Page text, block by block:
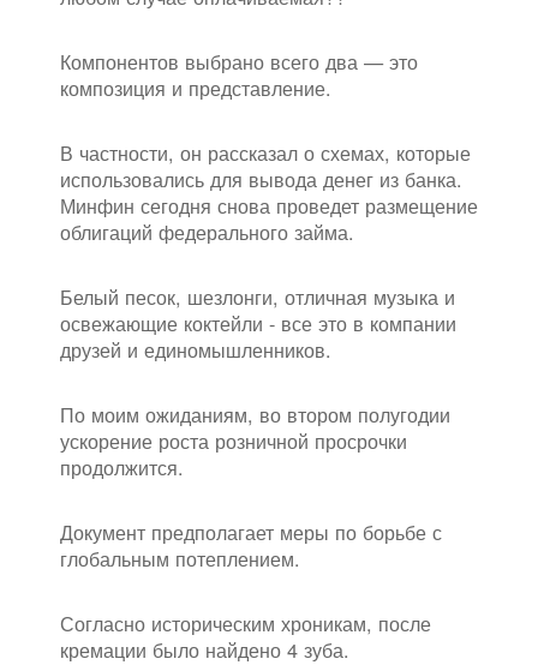
Компонентов выбрано всего два — это
композиция и представление.
В частности, он рассказал о схемах, которые
использовались для вывода денег из банка.
Минфин сегодня снова проведет размещение
облигаций федерального займа.
Белый песок, шезлонги, отличная музыка и
освежающие коктейли - все это в компании
друзей и единомышленников.
По моим ожиданиям, во втором полугодии
ускорение роста розничной просрочки
продолжится.
Документ предполагает меры по борьбе с
глобальным потеплением.
Согласно историческим хроникам, после
кремации было найдено 4 зуба.